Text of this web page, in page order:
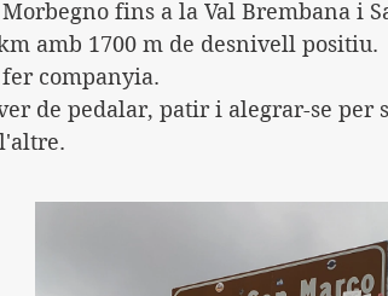
fins a la Val Brembana i
amb 1700 m de desnivell positiu.
companyia.
de pedalar, patir i alegrar-se per